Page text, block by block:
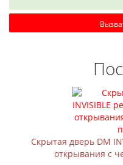
Скрытая дверь DM
открывания с